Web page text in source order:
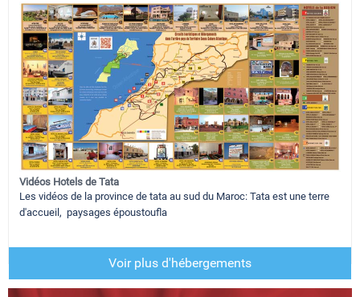
Vidéos Hotels de Tata
Les vidéos de la province de tata au sud du Maroc: Tata est une terre
d'accueil, paysages époustoufla
Voir plus d'hébergements